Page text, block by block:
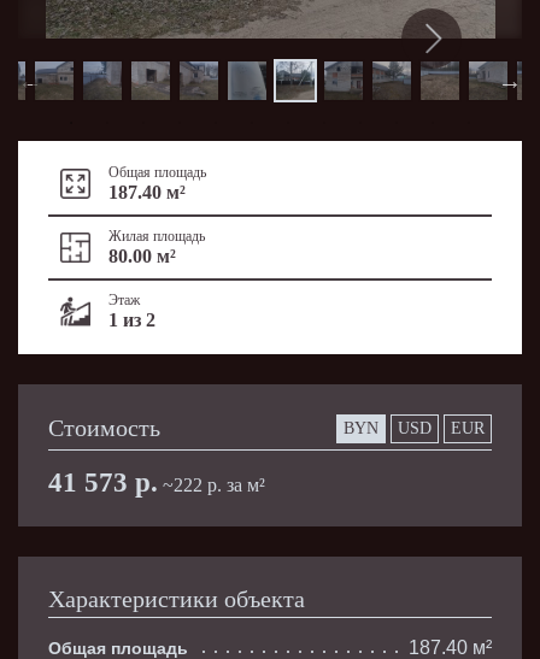
Общая площадь
187.40 м²
Жилая площадь
80.00 м²
Этаж
1 из 2
Стоимость BYN USD EUR
41 573 р. ~222 р. за м²
Характеристики объекта
Общая площадь 187.40 м²